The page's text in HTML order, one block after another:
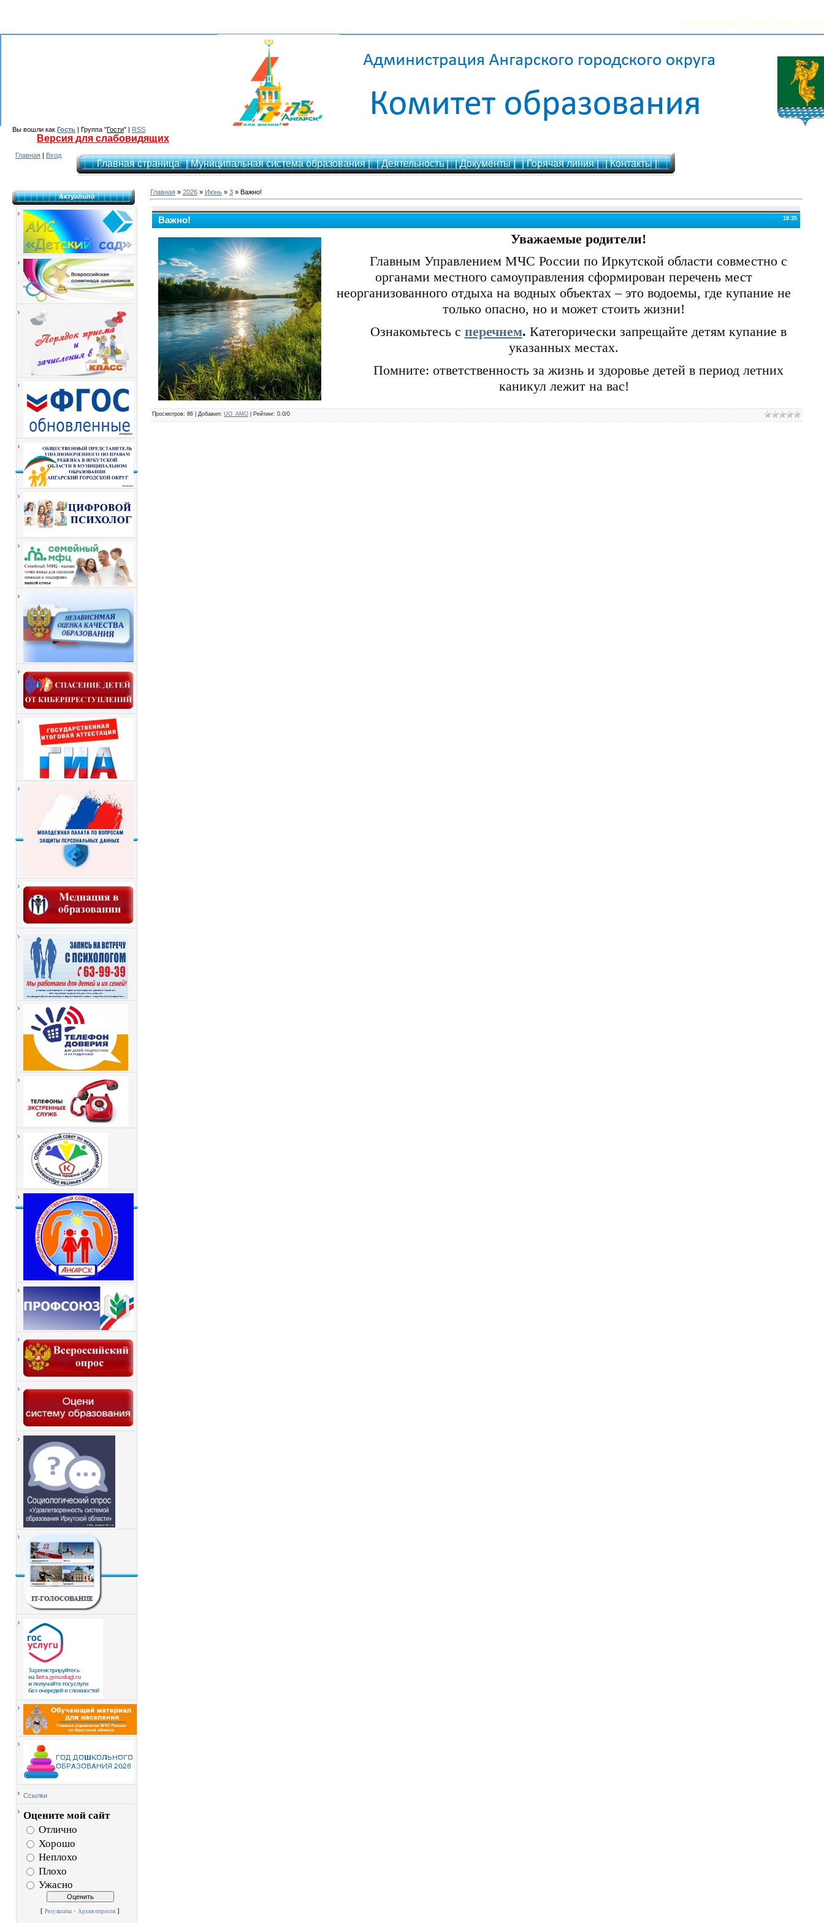
Воскресенье, 09.08.2026, 01:56
Вы вошли как Гость | Группа "Гости" | RSS
Версия для слабовидящих
Главная | Вход
Главная страница | Муниципальная система образования | | Деятельность | | Документы | | Горячая линия | | Контакты |
Актуально
Ссылки
Оцените мой сайт
Отлично
Хорошо
Неплохо
Плохо
Ужасно
[ Результаты · Архив опросов ]
Главная » 2026 » Июнь » 3 » Важно!
18:35
Важно!
Уважаемые родители!
Главным Управлением МЧС России по Иркутской области совместно с
органами местного самоуправления сформирован перечень мест
неорганизованного отдыха на водных объектах – это водоемы, где купание не
только опасно, но и может стоить жизни!
Ознакомьтесь с перечнем. Категорически запрещайте детям купание в
указанных местах.
Помните: ответственность за жизнь и здоровье детей в период летних
каникул лежит на вас!
Просмотров: 86 | Добавил: UO_AMO Рейтинг: 0.0/0